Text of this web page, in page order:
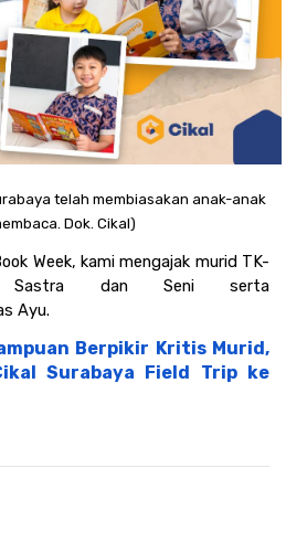
telah membiasakan anak-anak
Dok. Cikal)
Week, kami mengajak murid TK-
Sastra dan Seni serta
Ayu.
Berpikir Kritis Murid,
Surabaya Field Trip ke